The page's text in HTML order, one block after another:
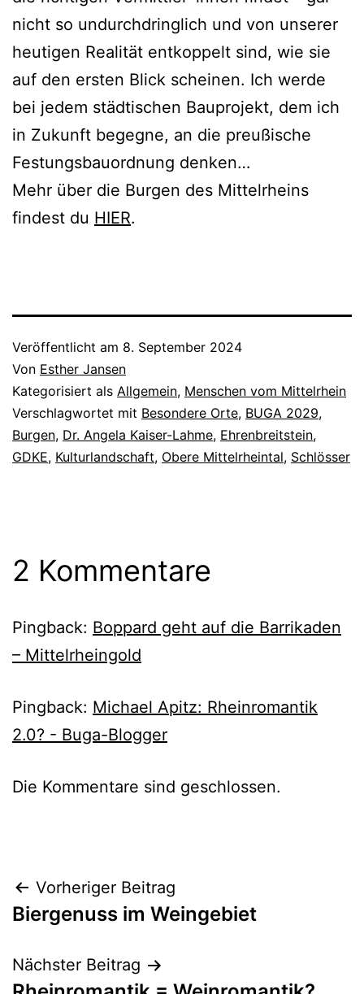
nicht so undurchdringlich und von unserer
heutigen Realität entkoppelt sind, wie sie
auf den ersten Blick scheinen. Ich werde
bei jedem städtischen Bauprojekt, dem ich
in Zukunft begegne, an die preußische
Festungsbauordnung denken…
Mehr über die Burgen des Mittelrheins
findest du HIER.
Veröffentlicht am 8. September 2024
Von Esther Jansen
Kategorisiert als Allgemein, Menschen vom Mittelrhein
Verschlagwortet mit Besondere Orte, BUGA 2029,
Burgen, Dr. Angela Kaiser-Lahme, Ehrenbreitstein,
GDKE, Kulturlandschaft, Obere Mittelrheintal, Schlösser
2 Kommentare
Pingback: Boppard geht auf die Barrikaden
– Mittelrheingold
Pingback: Michael Apitz: Rheinromantik
2.0? - Buga-Blogger
Die Kommentare sind geschlossen.
Beitragsnavigation
Vorheriger Beitrag
Biergenuss im Weingebiet
Nächster Beitrag